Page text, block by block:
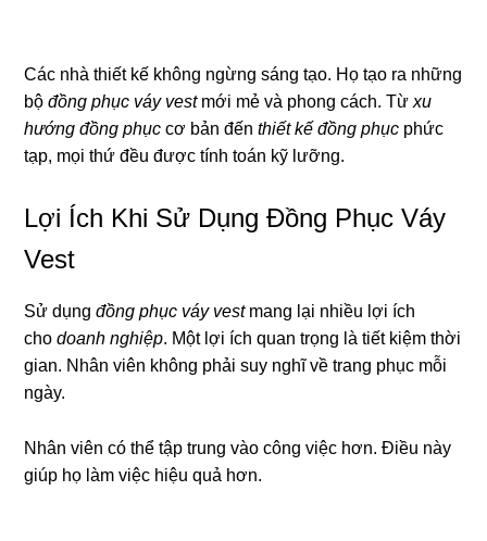
Các nhà thiết kế không ngừng sáng tạo. Họ tạo ra những
bộđồng phục váy vestmới mẻ và phong cách. Từxu
hướng đồng phục cơ bản đếnthiết kế đồng phục phức
tạp, mọi thứ đều được tính toán kỹ lưỡng.
Lợi Ích Khi Sử Dụng Đồng Phục Váy
Vest
Sử dụngđồng phục váy vestmang lại nhiều lợi ích
chodoanh nghiệp. Một lợi ích quan trọng là tiết kiệm thời
gian. Nhân viên không phải suy nghĩ về trang phục mỗi
ngày.
Nhân viên có thể tập trung vào công việc hơn. Điều này
giúp họ làm việc hiệu quả hơn.